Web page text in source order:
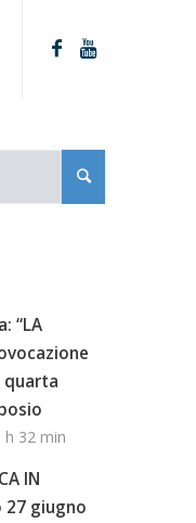
“LA
quarta
h 32 min
IN
27 giugno